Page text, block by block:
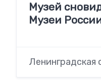
Музей
Музеи
Ленинградская